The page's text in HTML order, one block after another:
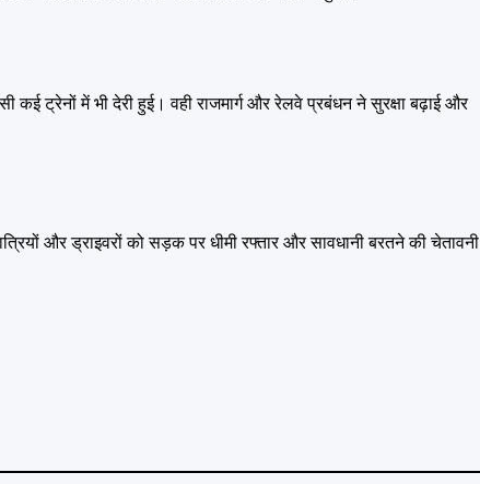
ट्रेनों में भी देरी हुई। वही राजमार्ग और रेलवे प्रबंधन ने सुरक्षा बढ़ाई और
और ड्राइवरों को सड़क पर धीमी रफ्तार और सावधानी बरतने की चेतावनी